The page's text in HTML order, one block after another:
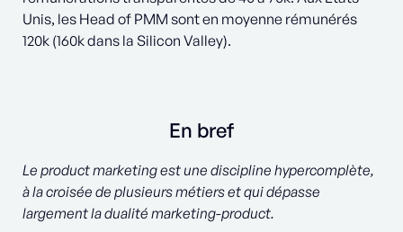
Unis, les Head of PMM sont en moyenne rémunérés
120k (160k dans la Silicon Valley).
En bref
Le product marketing est une discipline hypercomplète,
à la croisée de plusieurs métiers et qui dépasse
largement la dualité marketing-product.